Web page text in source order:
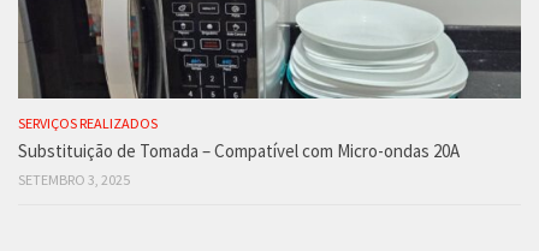
SERVIÇOS REALIZADOS
Substituição de Tomada – Compatível com Micro-ondas 20A
SETEMBRO 3, 2025